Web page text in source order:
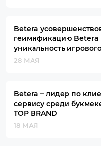
Betera
геймификацию Betera
уникальность
28 МАЯ
Betera – лидер по
сервису среди
TOP BRAND
18 МАЯ